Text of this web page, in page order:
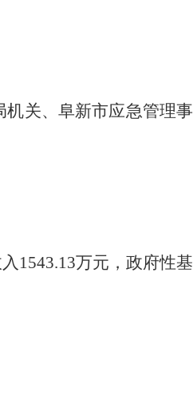
关、阜新市应急管理事
1543.13万元，政府性基